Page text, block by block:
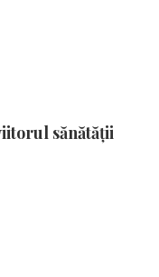
sănătății